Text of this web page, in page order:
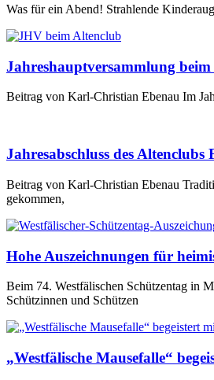
Was für ein Abend! Strahlende
Jahreshauptversammlung
Beitrag von Karl-Christian Ebenau Im
Jahresabschluss des Altenclubs
Beitrag von Karl-Christian Ebenau
gekommen,
Hohe Auszeichnungen für
Beim 74. Westfälischen Schützentag in
Schützinnen und Schützen
„Westfälische Mausefalle“